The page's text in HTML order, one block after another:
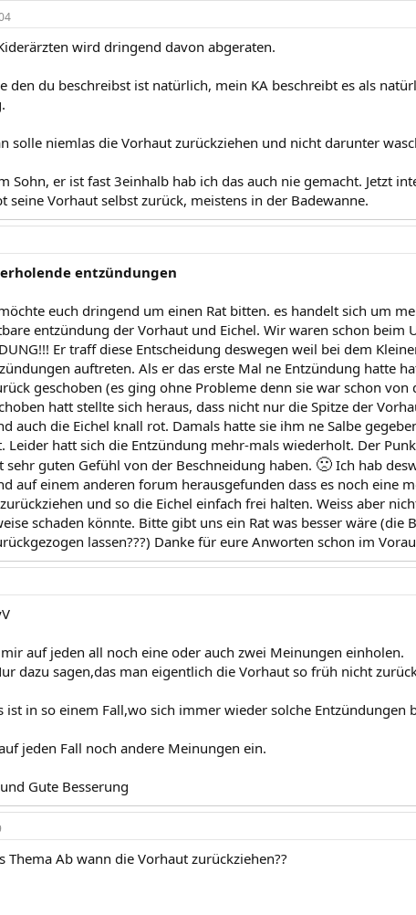
wird dringend davon abgeraten.
den du beschreibst ist natürlich, mein KA beschreibt es als
solle niemlas die Vorhaut zurückziehen und nicht darunter
Sohn, er ist fast 3einhalb hab ich das auch nie gemacht. Jetzt
seine Vorhaut selbst zurück, meistens in der Badewanne.
entzündungen
euch dringend um einen Rat bitten. es handelt sich um
entzündung der Vorhaut und Eichel. Wir waren schon beim
Er traff diese Entscheidung deswegen weil bei dem
auftreten. Als er das erste Mal ne Entzündung hatte
geschoben (es ging ohne Probleme denn sie war schon von
hatt stellte sich heraus, dass nicht nur die Spitze der
auch die Eichel knall rot. Damals hatte sie ihm ne Salbe
Leider hatt sich die Entzündung mehr-mals wiederholt. Der
sehr guten Gefühl von der Beschneidung haben. 🙁 Ich hab
auf einem anderen forum herausgefunden dass es noch eine
und so die Eichel einfach frei halten. Weiss aber
schaden könnte. Bitte gibt uns ein Rat was besser wäre (die
lassen???) Danke für eure Anworten schon im
auf jeden all noch eine oder auch zwei Meinungen einholen.
dazu sagen,das man eigentlich die Vorhaut so früh nicht
ist in so einem Fall,wo sich immer wieder solche Entzündungen
jeden Fall noch andere Meinungen ein.
Gute Besserung
Thema Ab wann die Vorhaut zurückziehen??